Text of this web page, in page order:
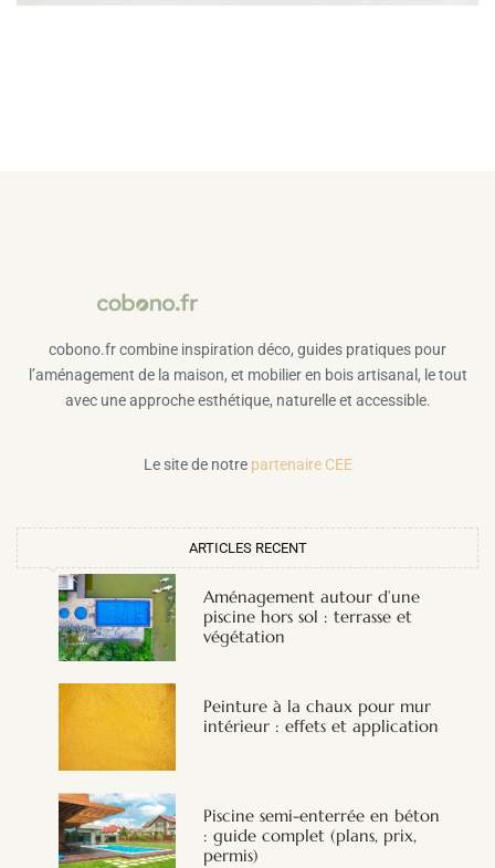
cobono.fr combine inspiration déco, guides pratiques pour
l’aménagement de la maison, et mobilier en bois artisanal, le tout
avec une approche esthétique, naturelle et accessible.
Le site de notre partenaire CEE
ARTICLES RECENT
Aménagement autour d’une
piscine hors sol : terrasse et
végétation
Peinture à la chaux pour mur
intérieur : effets et application
Piscine semi-enterrée en béton
: guide complet (plans, prix,
permis)